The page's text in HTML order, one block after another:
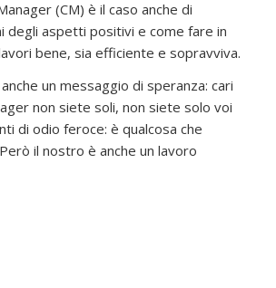
(CM) è il caso anche di
degli aspetti positivi e come fare in
bene, sia efficiente e sopravviva.
un messaggio di speranza: cari
non siete soli, non siete solo voi
di odio feroce: è qualcosa che
il nostro è anche un lavoro